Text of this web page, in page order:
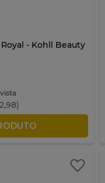
- Kohll Beauty
,98)
À SACOLA